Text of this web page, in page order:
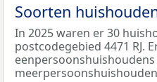
Soorten
In 2025 waren er 30
postcodegebied 4471 RJ.
eenpersoonshuishoudens